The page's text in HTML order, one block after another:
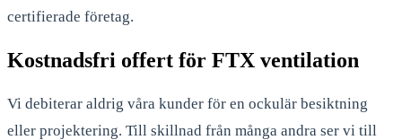
certifierade företag.
Kostnadsfri offert för FTX ventilation
Vi debiterar aldrig våra kunder för en ockulär besiktning
eller projektering. Till skillnad från många andra ser vi till